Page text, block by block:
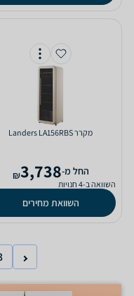
מקרר Landers LA156RBS
‫החל מ-3,738
₪
השוואה ב-4 חנויות
השוואת מחירים